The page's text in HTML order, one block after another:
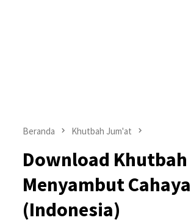
Beranda Khutbah Jum'at
Download
Menyambut
(Indonesia)